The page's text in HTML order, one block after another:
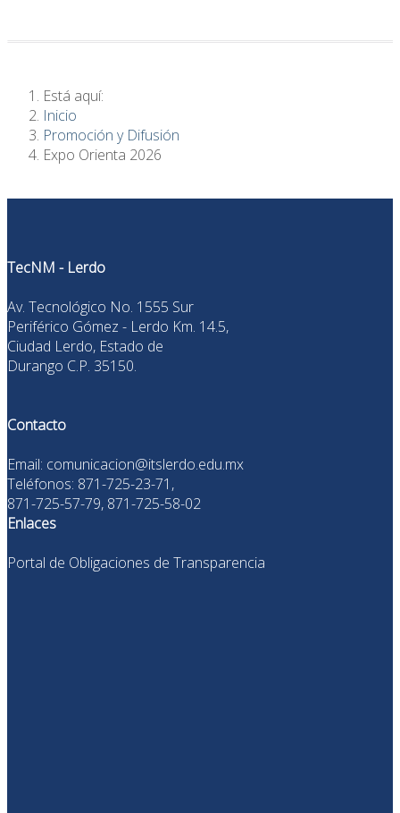
Está aquí:
Inicio
Promoción y Difusión
Expo Orienta 2026
TecNM - Lerdo
Av. Tecnológico No. 1555 Sur
Periférico Gómez - Lerdo Km. 14.5,
Ciudad Lerdo, Estado de
Durango C.P. 35150.
Contacto
Email: comunicacion@itslerdo.edu.mx
Teléfonos: 871-725-23-71,
871-725-57-79, 871-725-58-02
Enlaces
Portal de Obligaciones de Transparencia